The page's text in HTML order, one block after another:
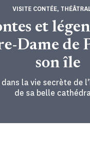
et
Dame de
son île
VISITE CONTÉE,
dans la vie secrète de
de sa belle